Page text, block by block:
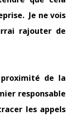
Je ne vois
rajouter de
de la
responsable
les appels